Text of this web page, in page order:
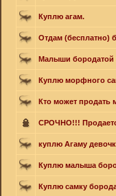
Куплю агам.
Отдам (бесплатно)
Малыши бородатой
Куплю морфного
Кто может продать
СРОЧНО!!!
куплю Агаму
Куплю малыша
Куплю самку